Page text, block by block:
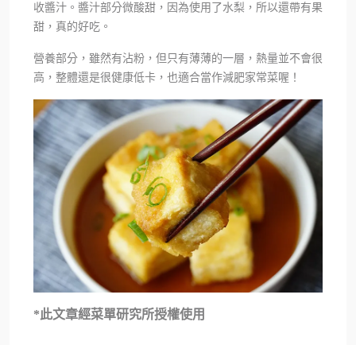
收醬汁。醬汁部分微酸甜，因為使用了水梨，所以還帶有果
甜，真的好吃。
營養部分，雖然有沾粉，但只有薄薄的一層，熱量並不會很
高，整體還是很健康低卡，也適合當作減肥家常菜喔！
*此文章經菜單研究所授權使用